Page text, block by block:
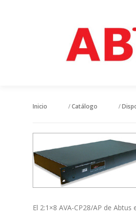
Inicio /Catálogo /
El 2:1×8 AVA-CP28/AP de